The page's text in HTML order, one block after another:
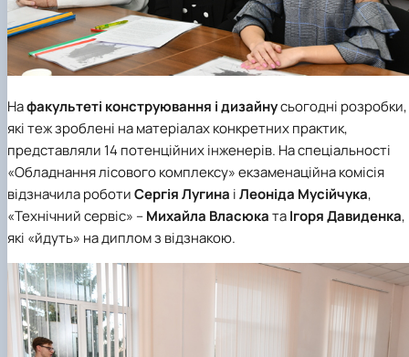
Нафакультеті конструювання і дизайнусьогодні розробки,
які теж зроблені на матеріалах конкретних практик,
представляли 14 потенційних інженерів. Наспеціальності
«Обладнання лісового комплексу»екзаменаційна комісія
відзначила роботиСергія Лугина іЛеоніда Мусійчука,
«Технічний сервіс» –Михайла ВласюкатаІгоря Давиденка,
які «йдуть» на диплом з відзнакою.